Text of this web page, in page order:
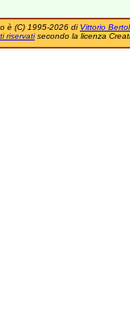
è (C) 1995-2026 di Vittorio
riservatisecondo la licenza